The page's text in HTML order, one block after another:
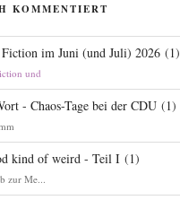
KOMMENTIERT
Fiction im Juni (und Juli) 2026 (1)
und
- Chaos-Tage bei der CDU (1)
kind of weird - Teil I (1)
zur Me...